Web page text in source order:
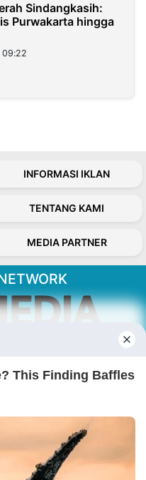
Sindangkasih:
Purwakarta hingga
INFORMASI IKLAN
TENTANG KAMI
MEDIA PARTNER